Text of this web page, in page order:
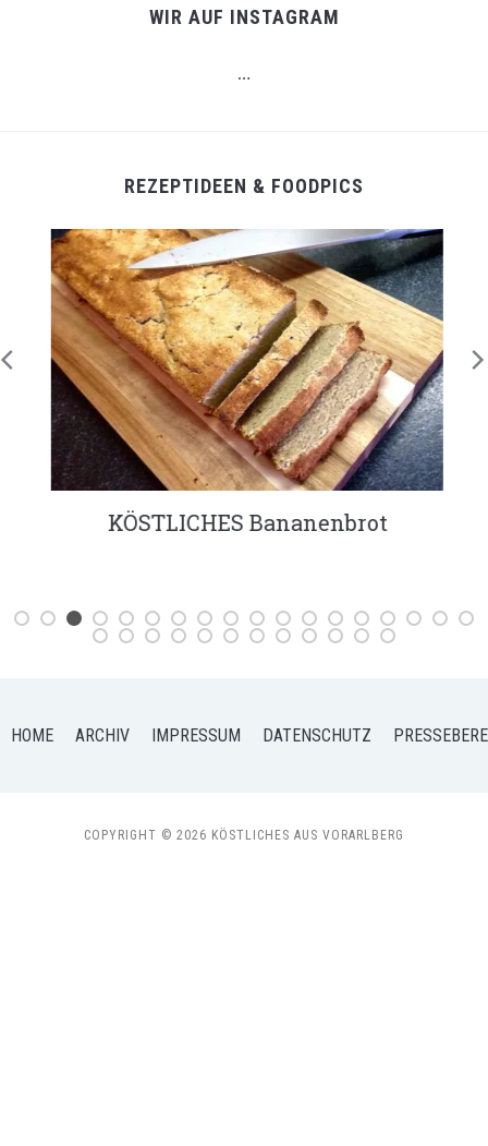
WIR AUF INSTAGRAM
…
REZEPTIDEEN & FOODPICS
KÖSTLICHES Bananenbrot
HOME ARCHIV IMPRESSUM DATENSCHUTZ
COPYRIGHT © 2026 KÖSTLICHES AUS VORARLBERG